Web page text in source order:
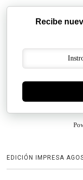
Recibe
EDICIÓN IMPRESA